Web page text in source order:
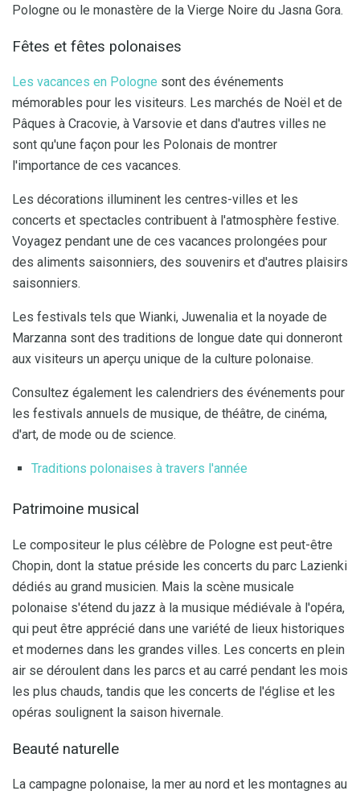
Pologne ou le monastère de la Vierge Noire du Jasna Gora.
Fêtes et fêtes polonaises
Les vacances en Pologne sont des événements
mémorables pour les visiteurs. Les marchés de Noël et de
Pâques à Cracovie, à Varsovie et dans d'autres villes ne
sont qu'une façon pour les Polonais de montrer
l'importance de ces vacances.
Les décorations illuminent les centres-villes et les
concerts et spectacles contribuent à l'atmosphère festive.
Voyagez pendant une de ces vacances prolongées pour
des aliments saisonniers, des souvenirs et d'autres plaisirs
saisonniers.
Les festivals tels que Wianki, Juwenalia et la noyade de
Marzanna sont des traditions de longue date qui donneront
aux visiteurs un aperçu unique de la culture polonaise.
Consultez également les calendriers des événements pour
les festivals annuels de musique, de théâtre, de cinéma,
d'art, de mode ou de science.
Traditions polonaises à travers l'année
Patrimoine musical
Le compositeur le plus célèbre de Pologne est peut-être
Chopin, dont la statue préside les concerts du parc Lazienki
dédiés au grand musicien. Mais la scène musicale
polonaise s'étend du jazz à la musique médiévale à l'opéra,
qui peut être apprécié dans une variété de lieux historiques
et modernes dans les grandes villes. Les concerts en plein
air se déroulent dans les parcs et au carré pendant les mois
les plus chauds, tandis que les concerts de l'église et les
opéras soulignent la saison hivernale.
Beauté naturelle
La campagne polonaise, la mer au nord et les montagnes au